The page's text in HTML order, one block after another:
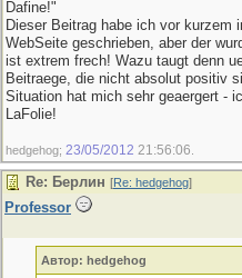
Dafine!"
Dieser Beitrag habe ich vor kurzem
WebSeite geschrieben, aber der
ist extrem frech! Wazu taugt denn
Beitraege, die nicht absolut positiv
Situation hat mich sehr geaergert -
LaFolie!
hedgehog; 23/05/2012 21:56:06
Re: Берлин [Re: hedgehog]
Professor
Автор: hedgehog